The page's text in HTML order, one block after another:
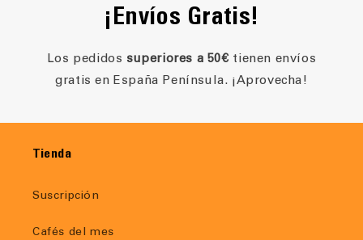
¡Envíos Gratis!
Los pedidos superiores a 50€ tienen envíos
gratis en España Península. ¡Aprovecha!
Tienda
Suscripción
Cafés del mes